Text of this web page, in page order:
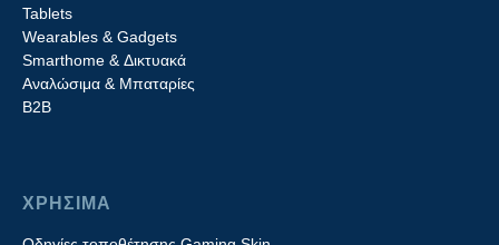
Tablets
Wearables & Gadgets
Smarthome & Δικτυακά
Aναλώσιμα & Μπαταρίες
Β2B
ΧΡΗΣΙΜΑ